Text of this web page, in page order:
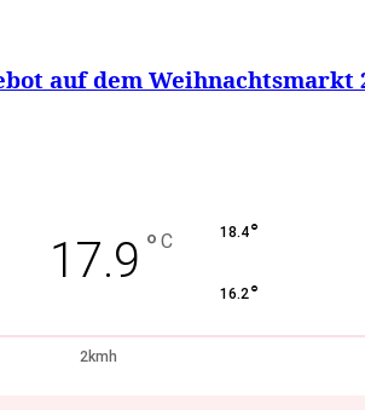
auf dem Weihnachtsmarkt
17.9 ° C 18.4°
16.2°
2kmh